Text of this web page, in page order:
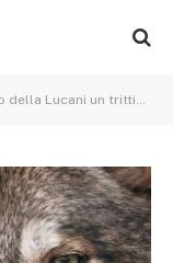
Lucani un trittico che può fare scuola